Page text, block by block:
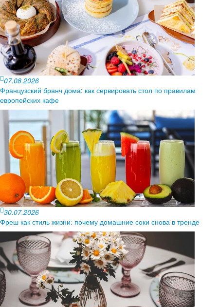
07.08.2026
Французский бранч дома: как сервировать стол по правилам
европейских кафе
30.07.2026
Фреш как стиль жизни: почему домашние соки снова в тренде